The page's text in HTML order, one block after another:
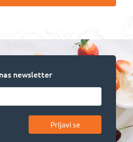
newsletter
Prijavi se